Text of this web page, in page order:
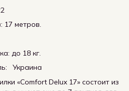
17 метров.
до 18 кг.
Украина
«Comfort Delux 17» состоит из